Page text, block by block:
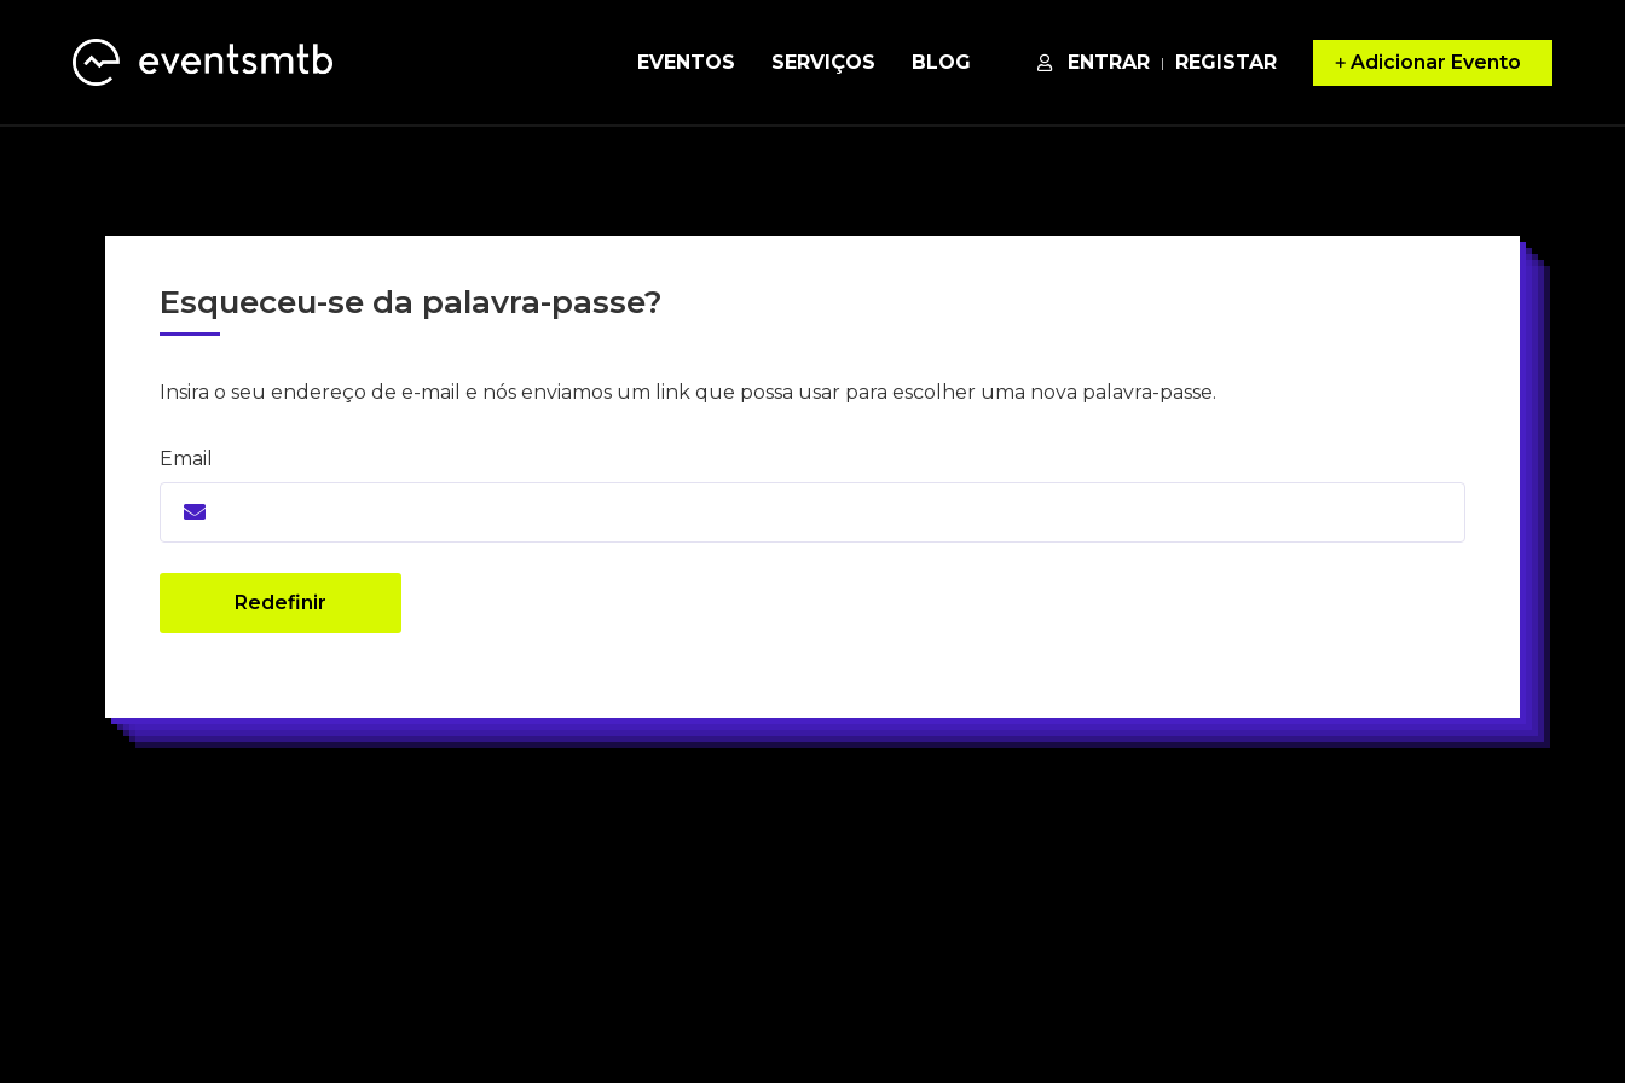
EVENTOS SERVIÇOS BLOG ENTRAR | REGISTAR Adicionar Evento
Esqueceu-se da palavra-passe?
Insira o seu endereço de e-mail e nós enviamos um link que possa usar para escolher uma nova palavra-passe.
Email